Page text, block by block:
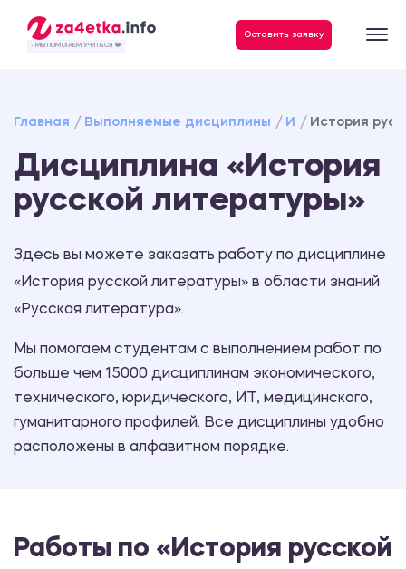
- МЫ ПОМОГАЕМ УЧИТЬСЯ ❤️
Оставить заявку
Главная Выполняемые дисциплины И История
Дисциплина «История
русской литературы»
Здесь вы можете заказать работу по дисциплине
«История русской литературы» в области знаний
«Русская литература».
Мы помогаем студентам с выполнением работ по
больше чем 15000 дисциплинам экономического,
технического, юридического, ИТ, медицинского,
гуманитарного профилей. Все дисциплины удобно
расположены в алфавитном порядке.
Работы по «История русской